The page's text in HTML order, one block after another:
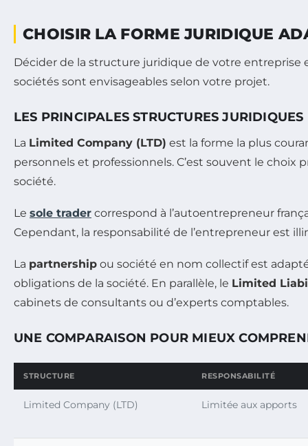
CHOISIR LA FORME JURIDIQUE
Décider de la structure juridique de votre entreprise
sociétés sont envisageables selon votre projet.
LES PRINCIPALES STRUCTURES
La Limited Company (LTD) est la forme la plus
personnels et professionnels. C’est souvent le
société.
Le sole trader correspond à l’autoentrepreneur
Cependant, la responsabilité de l’entrepreneur est
La partnership ou société en nom collectif est
obligations de la société. En parallèle, le Limited
cabinets de consultants ou d’experts comptables.
UNE COMPARAISON POUR MIEUX
STRUCTURE RESPONSABILITÉ
Limited Company (LTD) Limitée aux apports